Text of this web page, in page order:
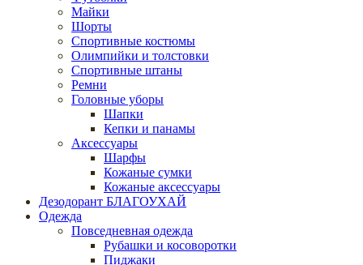
Майки
Шорты
Спортивные костюмы
Олимпийки и толстовки
Спортивные штаны
Ремни
Головные уборы
Шапки
Кепки и панамы
Аксессуары
Шарфы
Кожаные сумки
Кожаные аксессуары
Дезодорант БЛАГОУХАЙ
Одежда
Повседневная одежда
Рубашки и косоворотки
Пиджаки